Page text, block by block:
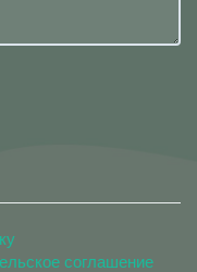
соглашение